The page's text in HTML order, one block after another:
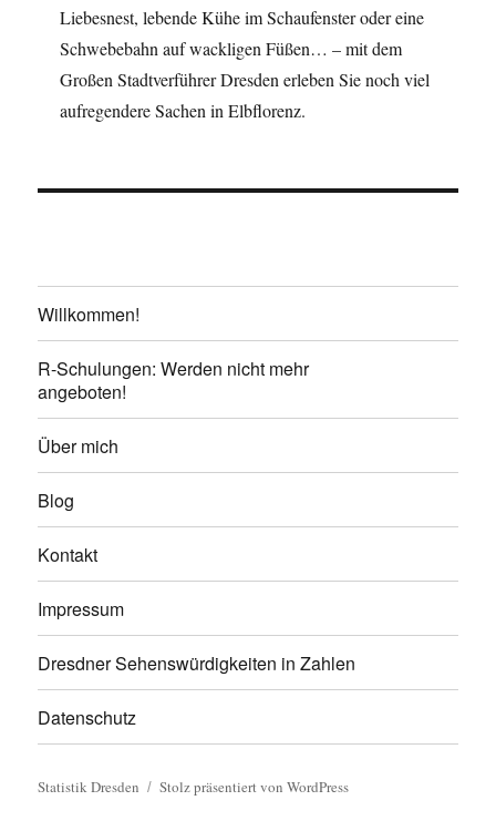
Liebesnest, lebende Kühe im Schaufenster oder eine
Schwebebahn auf wackligen Füßen… – mit dem
Großen Stadtverführer Dresden erleben Sie noch viel
aufregendere Sachen in Elbflorenz.
Willkommen!
R-Schulungen: Werden nicht mehr
angeboten!
Über mich
Blog
Kontakt
Impressum
Dresdner Sehenswürdigkeiten in Zahlen
Datenschutz
Statistik Dresden Stolz präsentiert von WordPress